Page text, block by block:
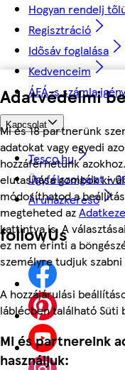
Adatvédelmi
Mi és 18 partnerünk
adatokat vagy egyedi
hozzáférhetünk
elutasítása gombok
módosíthatod a
megteheted az
kattintva is. A
ez nem érinti a
személyre tudjuk
A hozzájárulási
láblécben található
Mi és partnereink
használjuk:
Hogyan rendelj
Regisztráció
Idősáv foglalása
Kedvenceim
ÁFÁ-s számla
Kapcsolat
Tesco.hu
Ügyfélszolgálat -
Áruházkereső
followUs